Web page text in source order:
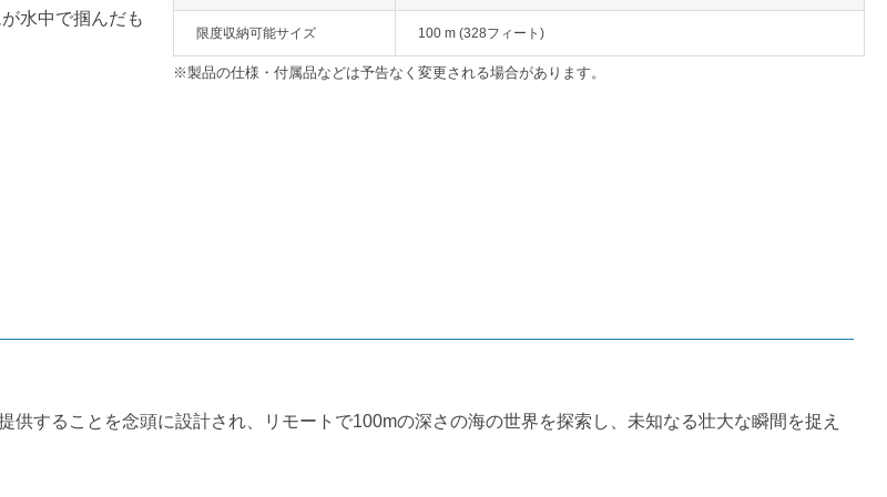
水中で掴んだも
限度収納可能サイズ 100 m (328フィート)
※製品の仕様・付属品などは予告なく変更される場合があります。
することを念頭に設計され、リモートで100mの深さの海の世界を探索し、未知なる壮大な瞬間を捉え